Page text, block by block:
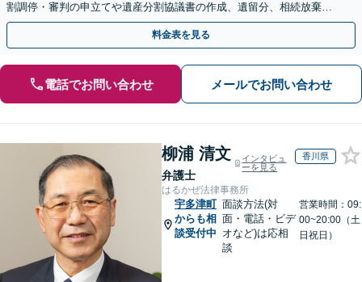
割調停・審判の申立てや遺産分割協議書の作成、遺留分、相続放棄、
遺言書など幅広いご相談に対応【オンライン面談OK】
料金表を見る
電話でお問い合わせ メールでお問い合わせ
柳浦 清文
弁護士
インタビュ
ーを見る
香川県
はるかぜ法律事務所
宇多津町
からも相
談受付中
面談方法(対
面・電話・ビデ
オなど)は応相
談
営業時間：09:
00~20:00（土
日祝日）